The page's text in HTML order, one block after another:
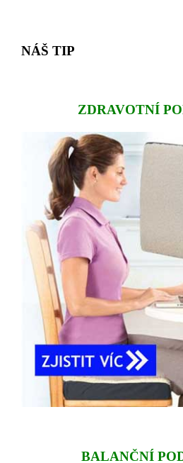
NÁŠ TIP
ZDRAVOTNÍ
BALANČNÍ